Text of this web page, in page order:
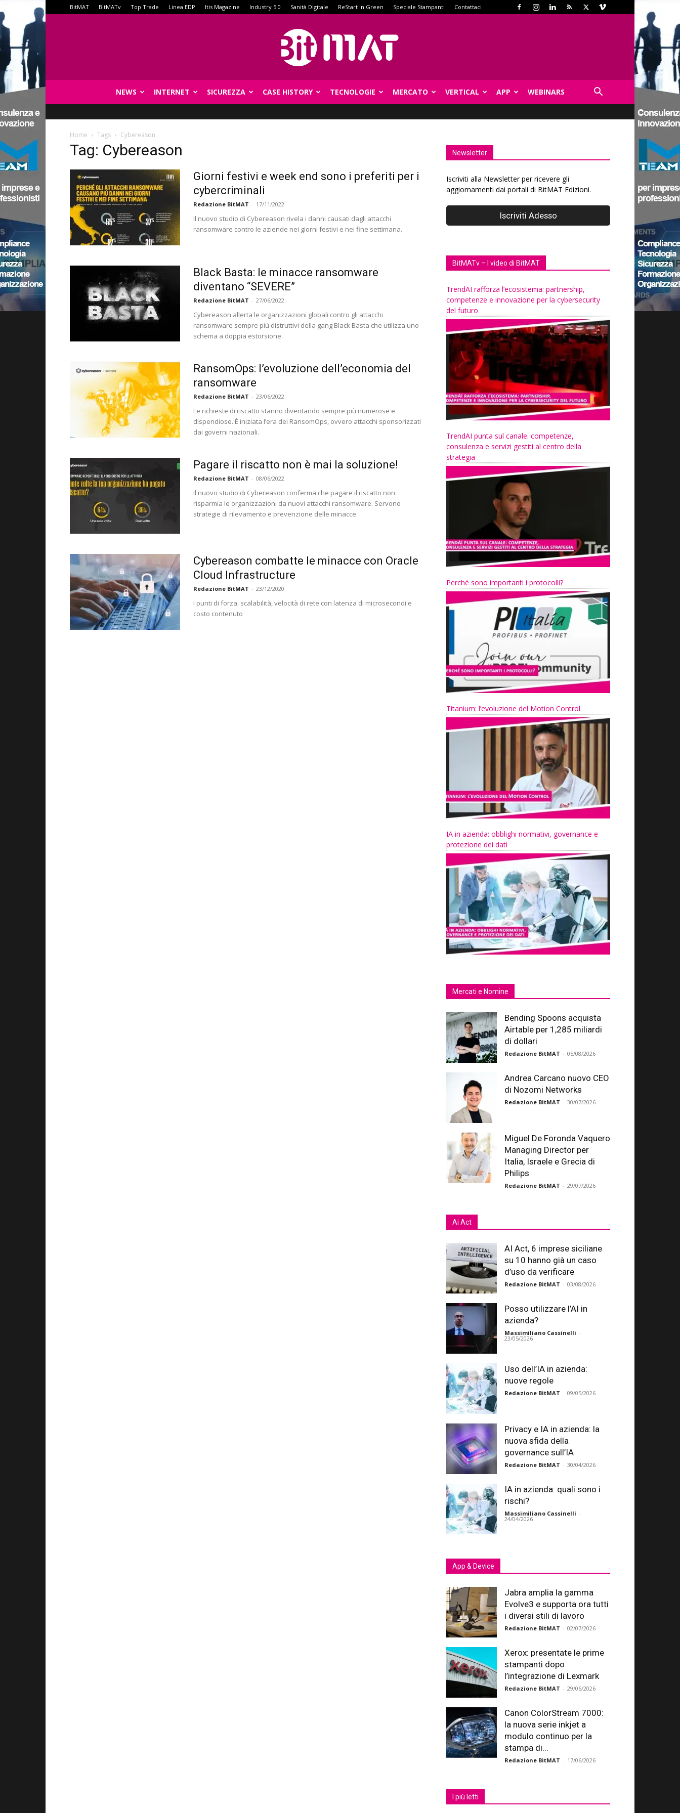
BitMAT BitMATv Top Trade Linea EDP Itis Magazine Industry 5.0 Sanità Digitale ReStart in Green Speciale Stampanti Contattaci
NEWS INTERNET SICUREZZA CASE HISTORY TECNOLOGIE MERCATO VERTICAL APP WEBINARS
Home Tags Cybereason
Tag: Cybereason
Giorni festivi e week end sono i preferiti per i
cybercriminali
Redazione BitMAT - 17/11/2022
Il nuovo studio di Cybereason rivela i danni causati dagli attacchi
ransomware contro le aziende nei giorni festivi e nei fine settimana.
Black Basta: le minacce ransomware
diventano “SEVERE”
Redazione BitMAT - 27/06/2022
Cybereason allerta le organizzazioni globali contro gli attacchi
ransomware sempre più distruttivi della gang Black Basta che utilizza uno
schema a doppia estorsione.
RansomOps: l’evoluzione dell’economia del
ransomware
Redazione BitMAT - 23/06/2022
Le richieste di riscatto stanno diventando sempre più numerose e
dispendiose. È iniziata l’era dei RansomOps, ovvero attacchi sponsorizzati
dai governi nazionali.
Pagare il riscatto non è mai la soluzione!
Redazione BitMAT - 08/06/2022
Il nuovo studio di Cybereason conferma che pagare il riscatto non
risparmia le organizzazioni da nuovi attacchi ransomware. Servono
strategie di rilevamento e prevenzione delle minacce.
Cybereason combatte le minacce con Oracle
Cloud Infrastructure
Redazione BitMAT - 23/12/2020
I punti di forza: scalabilità, velocità di rete con latenza di microsecondi e
costo contenuto
Newsletter
Iscriviti alla Newsletter per ricevere gli
aggiornamenti dai portali di BitMAT Edizioni.
BitMATv – I video di BitMAT
TrendAI rafforza l’ecosistema: partnership,
competenze e innovazione per la cybersecurity
del futuro
TrendAI punta sul canale: competenze,
consulenza e servizi gestiti al centro della
strategia
Perché sono importanti i protocolli?
Titanium: l’evoluzione del Motion Control
IA in azienda: obblighi normativi, governance e
protezione dei dati
Mercati e Nomine
Bending Spoons acquista
Airtable per 1,285 miliardi
di dollari
Redazione BitMAT - 05/08/2026
Andrea Carcano nuovo CEO
di Nozomi Networks
Redazione BitMAT - 30/07/2026
Miguel De Foronda Vaquero
Managing Director per
Italia, Israele e Grecia di
Philips
Redazione BitMAT - 29/07/2026
Ai Act
AI Act, 6 imprese siciliane
su 10 hanno già un caso
d’uso da verificare
Redazione BitMAT - 03/08/2026
Posso utilizzare l’AI in
azienda?
Massimiliano Cassinelli -
23/05/2026
Uso dell’IA in azienda:
nuove regole
Redazione BitMAT - 09/05/2026
Privacy e IA in azienda: la
nuova sfida della
governance sull’IA
Redazione BitMAT - 30/04/2026
IA in azienda: quali sono i
rischi?
Massimiliano Cassinelli -
24/04/2026
App & Device
Jabra amplia la gamma
Evolve3 e supporta ora tutti
i diversi stili di lavoro
Redazione BitMAT - 02/07/2026
Xerox: presentate le prime
stampanti dopo
l’integrazione di Lexmark
Redazione BitMAT - 29/06/2026
Canon ColorStream 7000:
la nuova serie inkjet a
modulo continuo per la
stampa di...
Redazione BitMAT - 17/06/2026
I più letti